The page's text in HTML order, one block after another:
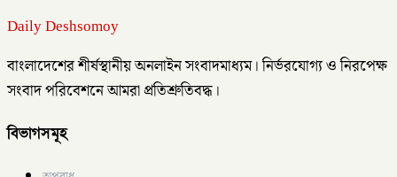
Daily Deshsomoy
বাংলাদেশের শীর্ষস্থানীয় অনলাইন সংবাদমাধ্যম। নির্ভরযোগ্য ও নিরপেক্ষ
সংবাদ পরিবেশনে আমরা প্রতিশ্রুতিবদ্ধ।
বিভাগসমূহ